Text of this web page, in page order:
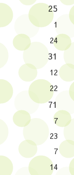
25
1
24
31
12
22
71
7
23
7
14